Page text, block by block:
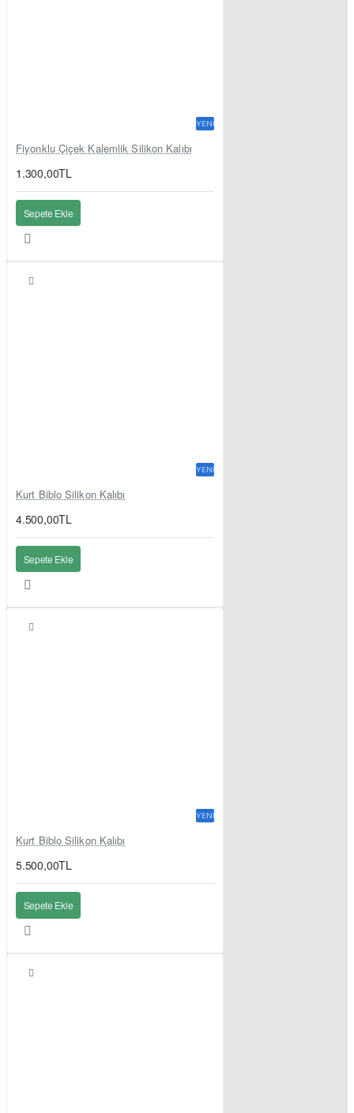
YENI
Fiyonklu Çiçek Kalemlik Silikon Kalıbı
1.300,00TL
Sepete Ekle
YENI
Kurt Biblo Silikon Kalıbı
4.500,00TL
Sepete Ekle
YENI
Kurt Biblo Silikon Kalıbı
5.500,00TL
Sepete Ekle